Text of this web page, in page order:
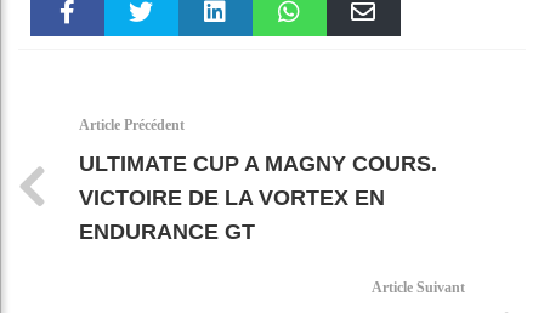
Article Précédent
ULTIMATE CUP A MAGNY COURS.
VICTOIRE DE LA VORTEX EN
ENDURANCE GT
Article Suivant